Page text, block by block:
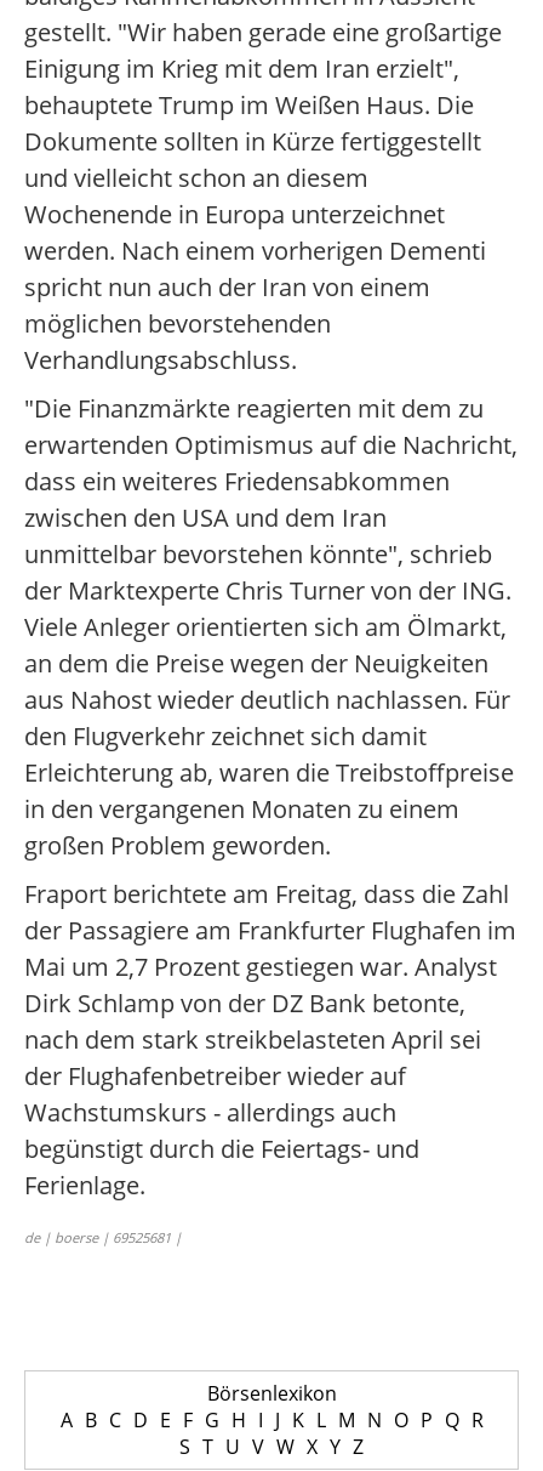
gestellt. "Wir haben gerade eine großartige
Einigung im Krieg mit dem Iran erzielt",
behauptete Trump im Weißen Haus. Die
Dokumente sollten in Kürze fertiggestellt
und vielleicht schon an diesem
Wochenende in Europa unterzeichnet
werden. Nach einem vorherigen Dementi
spricht nun auch der Iran von einem
möglichen bevorstehenden
Verhandlungsabschluss.
"Die Finanzmärkte reagierten mit dem zu
erwartenden Optimismus auf die Nachricht,
dass ein weiteres Friedensabkommen
zwischen den USA und dem Iran
unmittelbar bevorstehen könnte", schrieb
der Marktexperte Chris Turner von der ING.
Viele Anleger orientierten sich am Ölmarkt,
an dem die Preise wegen der Neuigkeiten
aus Nahost wieder deutlich nachlassen. Für
den Flugverkehr zeichnet sich damit
Erleichterung ab, waren die Treibstoffpreise
in den vergangenen Monaten zu einem
großen Problem geworden.
Fraport berichtete am Freitag, dass die Zahl
der Passagiere am Frankfurter Flughafen im
Mai um 2,7 Prozent gestiegen war. Analyst
Dirk Schlamp von der DZ Bank betonte,
nach dem stark streikbelasteten April sei
der Flughafenbetreiber wieder auf
Wachstumskurs - allerdings auch
begünstigt durch die Feiertags- und
Ferienlage.
de | boerse | 69525681 |
Börsenlexikon
A B C D E F G H I J K L M N O P Q R
S T U V W X Y Z